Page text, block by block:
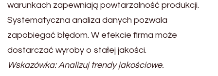
warunkach zapewniają powtarzalność produkcji.
Systematyczna analiza danych pozwala
zapobiegać błędom. W efekcie firma może
dostarczać wyroby o stałej jakości.
Wskazówka: Analizuj trendy jakościowe.